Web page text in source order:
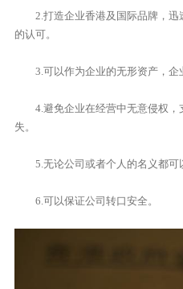
2.打造企业香港及国际品牌，迅
的认可。
3.可以作为企业的无形资产，企
4.避免企业在经营中无意侵权，
失。
5.无论公司或者个人的名义都可
6.可以保证公司转口安全。